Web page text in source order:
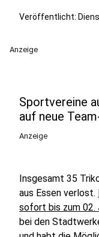
Veröffentlicht:
Anzeige
Sportvereine
auf neue
Anzeige
Insgesamt 35
aus Essen verlost.
sofort bis zum 02.
bei den